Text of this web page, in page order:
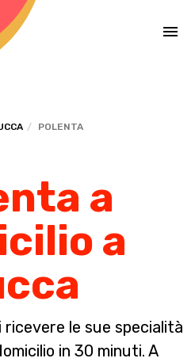
POLENTA
a
a
ricevere le sue specialità
in 30 minuti. A